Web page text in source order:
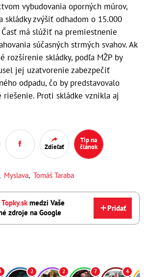
vybudovania oporných múrov,
skládky zvýšiť odhadom o 15.000
má slúžiť na premiestnenie
súčasných strmých svahov. Ak
rozšírenie skládky, podľa MŽP by
jej uzatvorenie zabezpečiť
odpadu, čo by predstavovalo
riešenie. Proti skládke vznikla aj
Zdieľať
Tip na
článok
Myslava, Tomáš Taraba
medzi Vaše
zdroje na Google
Pridať
2 2 7 4